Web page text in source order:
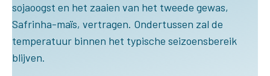
sojaoogst en het zaaien van het tweede gewas,
Safrinha-maïs, vertragen. Ondertussen zal de
temperatuur binnen het typische seizoensbereik
blijven.